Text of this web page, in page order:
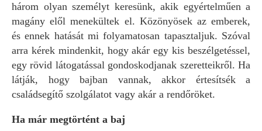
három olyan személyt keresünk, akik egyértelműen a
magány elől menekültek el. Közönyösek az emberek,
és ennek hatását mi folyamatosan tapasztaljuk. Szóval
arra kérek mindenkit, hogy akár egy kis beszélgetéssel,
egy rövid látogatással gondoskodjanak szeretteikről. Ha
látják, hogy bajban vannak, akkor értesítsék a
családsegítő szolgálatot vagy akár a rendőröket.
Ha már megtörtént a baj